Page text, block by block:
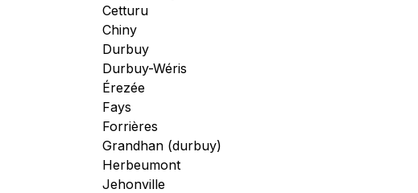
Cetturu
Chiny
Durbuy
Durbuy-Wéris
Érezée
Fays
Forrières
Grandhan (durbuy)
Herbeumont
Jehonville